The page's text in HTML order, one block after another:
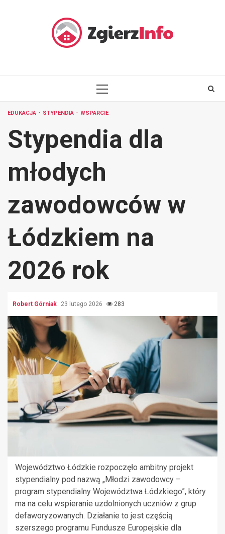
PRIMARY
EDUKACJA STYPENDIA WSPARCIE
Stypendia dla
młodych
zawodowców w
Łódzkiem na
2026 rok
Robert Górniak 23 lutego 2026 283
Województwo Łódzkie rozpoczęło ambitny projekt
stypendialny pod nazwą „Młodzi zawodowcy –
program stypendialny Województwa Łódzkiego”, który
ma na celu wspieranie uzdolnionych uczniów z grup
defaworyzowanych. Działanie to jest częścią
szerszego programu Fundusze Europejskie dla